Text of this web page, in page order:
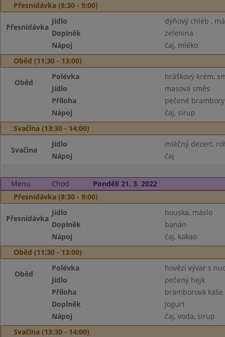
Přesnídávka (8:30 - 9:00)
Přesnídávka
Jídlo
dýňový chléb ,
Doplněk
zelenina
Nápoj
čaj, mléko
Oběd (11:30 - 13:00)
Oběd
Polévka
hráškový krém,
Jídlo
masová směs
Příloha
pečené brambory
Nápoj
čaj, sirup
Svačina (13:30 - 14:00)
Svačina
Jídlo
mléčný dezert,
Nápoj
čaj
Menu Chod
Pondělí 21. 3. 2022
Přesnídávka (8:30 - 9:00)
Přesnídávka
Jídlo
houska, máslo
Doplněk
banán
Nápoj
čaj, kakao
Oběd (11:30 - 13:00)
Oběd
Polévka
hovězí vývar s
Jídlo
pečený hejk
Příloha
bramborová kaše
Doplněk
jogurt
Nápoj
čaj, voda, sirup
Svačina (13:30 - 14:00)